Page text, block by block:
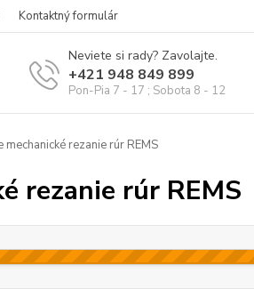
Kontaktný formulár
Neviete si rady? Zavolajte.
+421 948 849 899
Pon-Pia 7 - 17 ; Sobota 8 - 12
rezanie rúr REMS
rezanie rúr REMS